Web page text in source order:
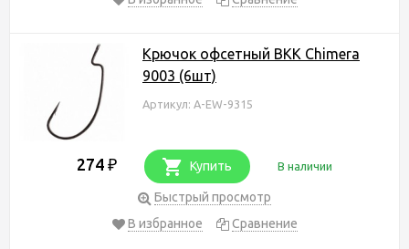
Крючок офсетный BKK Chimera
9003 (6шт)
Артикул: A-EW-9315
274 ₽ Купить В наличии
Быстрый просмотр
В избранное
Сравнение